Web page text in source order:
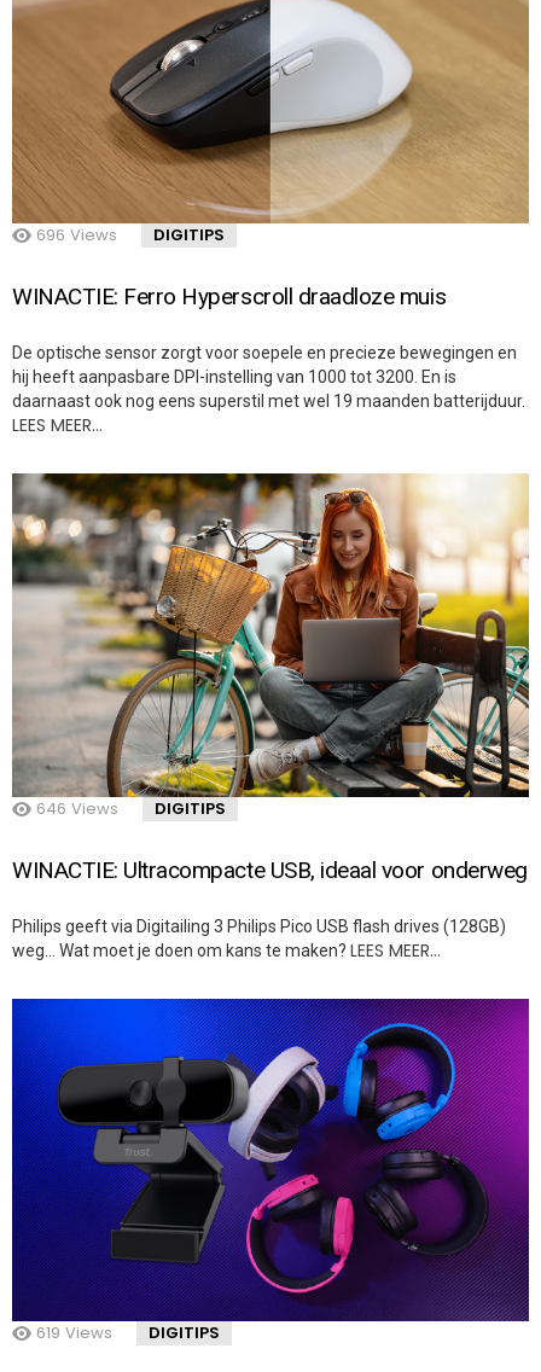
696 Views DIGITIPS
WINACTIE: Ferro Hyperscroll draadloze muis
De optische sensor zorgt voor soepele en precieze bewegingen en
hij heeft aanpasbare DPI-instelling van 1000 tot 3200. En is
daarnaast ook nog eens superstil met wel 19 maanden batterijduur.
LEES MEER…
646 Views DIGITIPS
WINACTIE: Ultracompacte USB, ideaal voor onderweg
Philips geeft via Digitailing 3 Philips Pico USB flash drives (128GB)
weg… Wat moet je doen om kans te maken? LEES MEER…
619 Views DIGITIPS